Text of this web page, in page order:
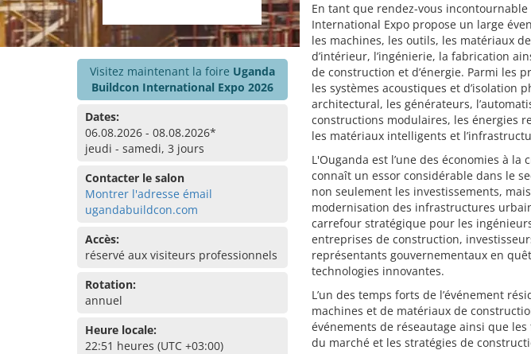
Visitez maintenant la foire Uganda
Buildcon International Expo 2026
Dates:
06.08.2026 - 08.08.2026*
jeudi - samedi, 3 jours
Contacter le salon
Montrer l'adresse émail
ugandabuildcon.com
Accès:
réservé aux visiteurs professionnels
Rotation:
annuel
Heure locale:
22:51 heures (UTC +03:00)
En tant que rendez-vous
International Expo propose un large
les machines, les outils, les matériaux
d’intérieur, l’ingénierie, la fabrication
de construction et d’énergie. Parmi les
les systèmes acoustiques et d’isolation
architectural, les générateurs,
constructions modulaires, les énergies
les matériaux intelligents et
L'Ouganda est l’une des économies à
connaît un essor considérable dans le
non seulement les investissements,
modernisation des infrastructures
carrefour stratégique pour les
entreprises de construction,
représentants gouvernementaux en
technologies innovantes.
L’un des temps forts de l’événement
machines et de matériaux de
événements de réseautage ainsi que
du marché et les stratégies de